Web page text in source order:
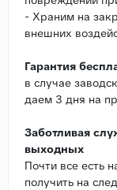
- Храним на
внешних
Гарантия
в случае
даем 3 дня на
Заботливая
выходных
Почти все есть
получить на